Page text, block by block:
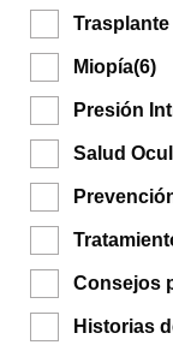
Miopía(6)
Presión
Salud
Consejos
Historias